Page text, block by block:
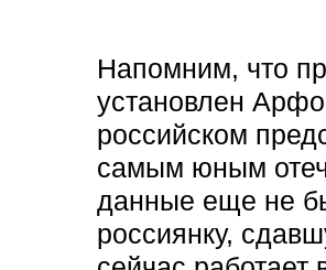
Напомним, что
установлен
российском
самым юным
данные еще не
россиянку,